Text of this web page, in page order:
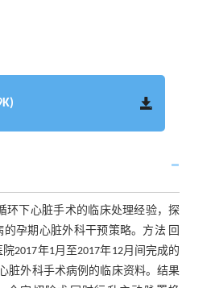
环下心脏手术的临床处理经验，探
孕期心脏外科干预策略。方法 回
2017年1月至2017年12月间完成的
脏外科手术病例的临床资料。结果